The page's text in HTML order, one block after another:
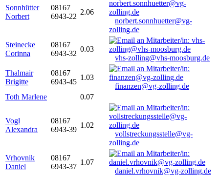
Sonnhütter
Norbert
08167
6943-22
2.06
norbert.sonnhuetter@vg-
zolling.de
Steinecke
Corinna
08167
6943-32
0.03
vhs-zolling@vhs-moosburg.de
Thalmair
Brigitte
08167
6943-45
1.03
finanzen@vg-zolling.de
Toth Marlene
0.07
Vogl
Alexandra
08167
6943-39
1.02
vollstreckungsstelle@vg-
zolling.de
Vrhovnik
Daniel
08167
6943-37
1.07
daniel.vrhovnik@vg-zolling.de